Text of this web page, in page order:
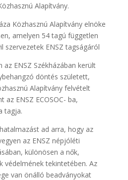
Alapítvány.
Közhasznú Alapítvány elnöke
amelyen 54 tagú független
szervezetek ENSZ tagságáról
az ENSZ Székházában került
döntés született,
Alapítvány felvételt
az ENSZ ECOSOC- ba,
tagja.
ad arra, hogy az
az ENSZ népjóléti
különösen a nők,
védelmének tekintetében. Az
van önálló beadványokat